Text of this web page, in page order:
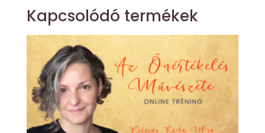
mennyiség
Kapcsolódó termékek